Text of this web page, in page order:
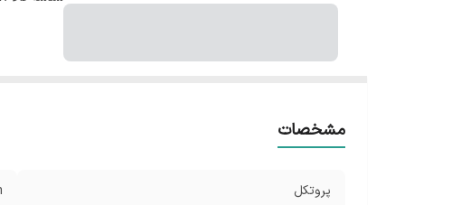
مشخصات
پروتکل